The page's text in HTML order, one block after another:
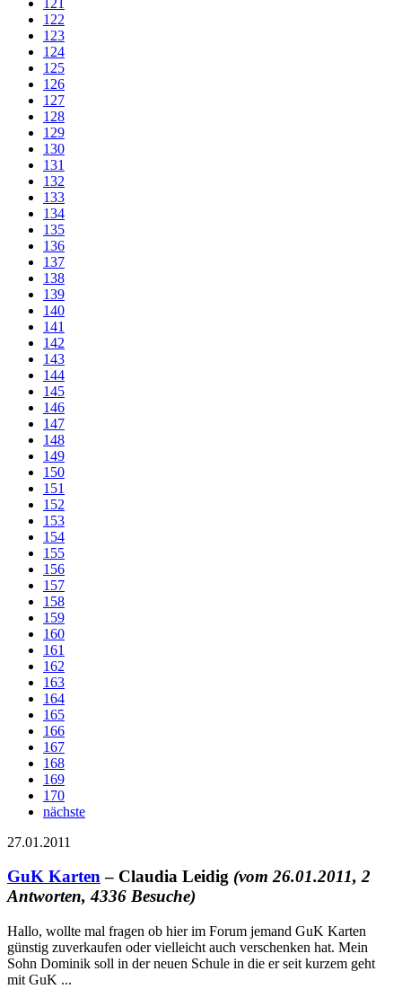
122
123
124
125
126
127
128
129
130
131
132
133
134
135
136
137
138
139
140
141
142
143
144
145
146
147
148
149
150
151
152
153
154
155
156
157
158
159
160
161
162
163
164
165
166
167
168
169
170
nächste
27.01.2011
GuK Karten– Claudia Leidig (vom 26.01.2011, 2
Antworten, 4336 Besuche)
Hallo, wollte mal fragen ob hier im Forum jemand GuK Karten
günstig zuverkaufen oder vielleicht auch verschenken hat. Mein
Sohn Dominik soll in der neuen Schule in die er seit kurzem geht
mit GuK ...